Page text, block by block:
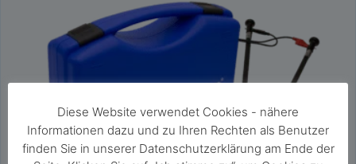
Diese Website verwendet Cookies - nähere
Informationen dazu und zu Ihren Rechten als Benutzer
finden Sie in unserer Datenschutzerklärung am Ende der